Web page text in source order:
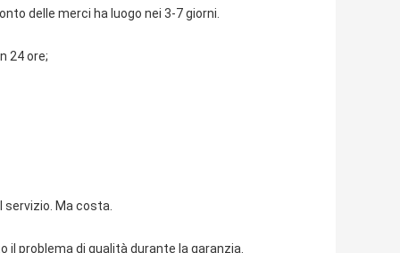
delle merci ha luogo nei 3-7 giorni.
24 ore;
servizio. Ma costa.
il problema di qualità durante la garanzia.